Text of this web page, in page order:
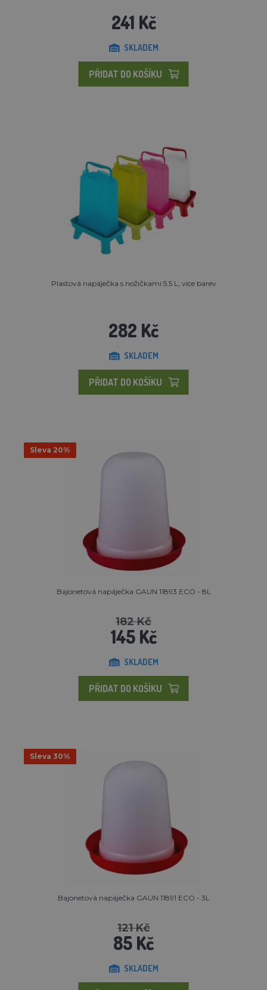
241 Kč
SKLADEM
PŘIDAT DO KOŠÍKU
Plastová napáječka s nožičkami 5.5 L, více barev
282 Kč
SKLADEM
PŘIDAT DO KOŠÍKU
Sleva 20%
Bajonetová napáječka GAUN 11893 ECO - 8L
182 Kč
145 Kč
SKLADEM
PŘIDAT DO KOŠÍKU
Sleva 30%
Bajonetová napáječka GAUN 11891 ECO - 3L
121 Kč
85 Kč
SKLADEM